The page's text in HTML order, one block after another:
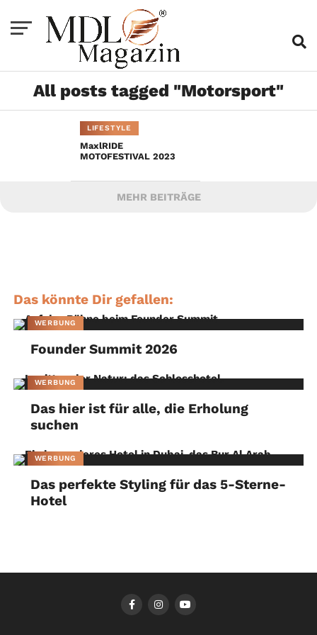
All posts tagged "Motorsport"
LIFESTYLE
MaxlRIDE
MOTOFESTIVAL 2023
MEHR BEITRÄGE
Das könnte Dir gefallen:
WERBUNG
Founder Summit 2026
WERBUNG
Das hier ist für alle, die Erholung
suchen
WERBUNG
Das perfekte Styling für das 5-Sterne-
Hotel